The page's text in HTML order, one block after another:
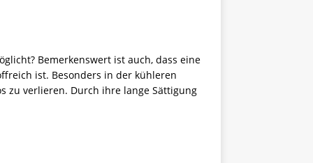
Bemerkenswert ist auch, dass eine
ist. Besonders in der kühleren
zu verlieren. Durch ihre lange Sättigung